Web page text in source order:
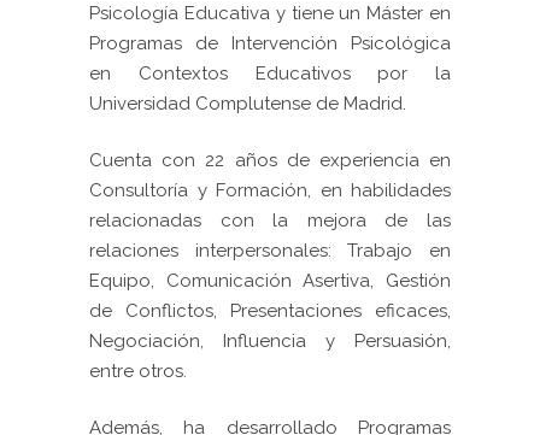
Psicología Educativa y tiene un Máster en
Programas de Intervención Psicológica
en Contextos Educativos por la
Universidad Complutense de Madrid.
Cuenta con 22 años de experiencia en
Consultoría y Formación, en habilidades
relacionadas con la mejora de las
relaciones interpersonales: Trabajo en
Equipo, Comunicación Asertiva, Gestión
de Conflictos, Presentaciones eficaces,
Negociación, Influencia y Persuasión,
entre otros.
Además, ha desarrollado Programas